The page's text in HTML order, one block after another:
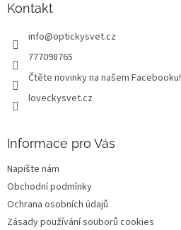
Kontakt
info@optickysvet.cz
777098765
Čtěte novinky na našem Facebooku!
loveckysvet.cz
Informace pro Vás
Napište nám
Obchodní podmínky
Ochrana osobních údajů
Zásady používání souborů cookies